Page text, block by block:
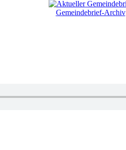
Gemeindebrief-Archiv